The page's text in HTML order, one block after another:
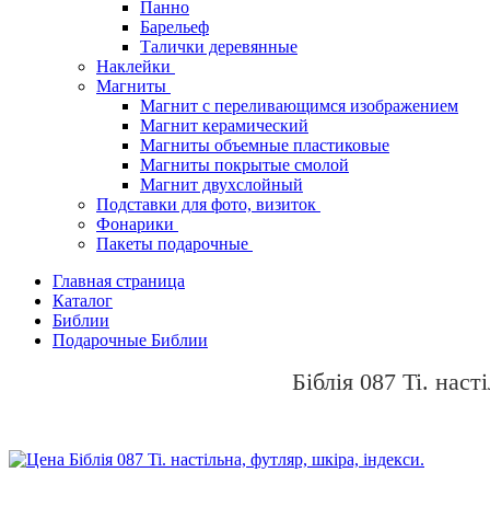
Панно
Барельеф
Талички деревянные
Наклейки
Магниты
Магнит с переливающимся изображением
Магнит керамический
Магниты объемные пластиковые
Магниты покрытые смолой
Магнит двухслойный
Подставки для фото, визиток
Фонарики
Пакеты подарочные
Главная страница
Каталог
Библии
Подарочные Библии
Біблія 087 Ti.